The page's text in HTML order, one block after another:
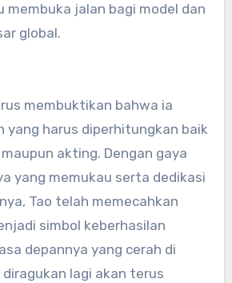
membuka jalan bagi model dan
global.
membuktikan bahwa ia
yang harus diperhitungkan baik
akting. Dengan gaya
yang memukau serta dedikasi
Tao telah memecahkan
simbol keberhasilan
depannya yang cerah di
lagi akan terus